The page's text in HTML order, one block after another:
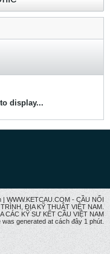
display...
WWW.KETCAU.COM - CẦU NỐI
ĐỊA KỸ THUẬT VIỆT NAM.
CÁC KỸ SƯ KẾT CÂU VIỆT NAM
generated at cách đây 1 phút.